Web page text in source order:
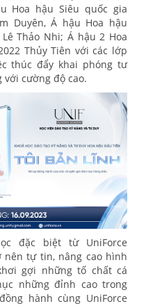
Hoa hậu Siêu quốc gia
Duyên, Á hậu Hoa hậu
Thảo Nhi; Á hậu 2 Hoa
Thủy Tiên với các lớp
thúc đẩy khai phóng tư
với cường độ cao.
đặc biệt từ UniForce
nên tự tin, nâng cao hình
gợi những tố chất cá
những đỉnh cao trong
hành cùng UniForce